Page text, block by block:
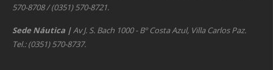
570-8708 / (0351) 570-8721.
Sede Náutica | Av J. S. Bach 1000 - Bº Costa Azul, Villa Carlos Paz.
Tel.: (0351) 570-8737.